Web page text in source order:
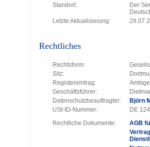
Standort:
Der
Letzte Aktualisierung:
Rechtliches
Rechtsform:
Sitz:
Registereintrag:
Geschäftsführer:
Datenschutzbeauftragter:
Björn
USt-ID-Nummer:
DE
Rechtliche Dokumente:
AGB